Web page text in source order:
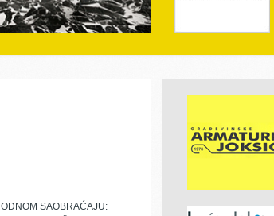
SAOBRAĆAJU: